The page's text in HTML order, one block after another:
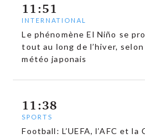
11:51
INTERNATIONAL
Le phénomène El Niño se
tout au long de l’hiver,
météo japonais
11:38
SPORTS
Football: L’UEFA, l’AFC et la